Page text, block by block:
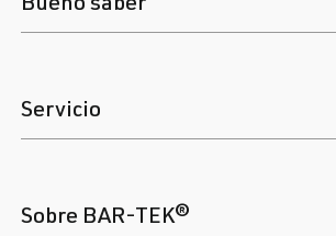
Servicio
Sobre BAR-TEK®